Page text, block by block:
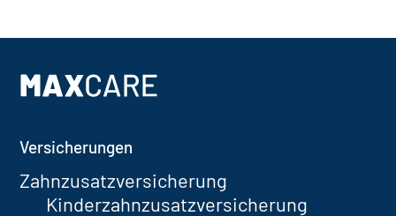
Versicherungen
Zahnzusatzversicherung
Kinderzahnzusatzversicherung